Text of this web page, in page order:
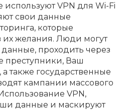
используют VPN для Wi-Fi
свои данные
которые
их желания. Люди могут
проходить через
преступники, Ваш
также государственные
кампании массового
VPN,
данные и маскируют